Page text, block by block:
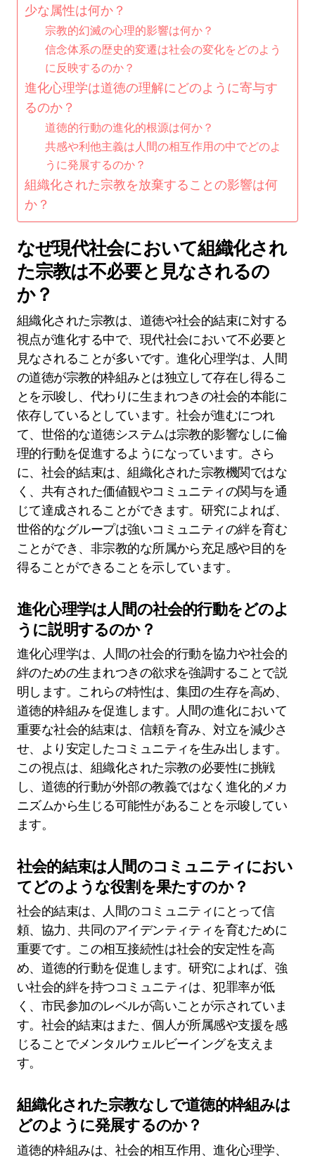
少な属性は何か？
宗教的幻滅の心理的影響は何か？
信念体系の歴史的変遷は社会の変化をどのよう
に反映するのか？
進化心理学は道徳の理解にどのように寄与す
るのか？
道徳的行動の進化的根源は何か？
共感や利他主義は人間の相互作用の中でどのよ
うに発展するのか？
組織化された宗教を放棄することの影響は何
か？
なぜ現代社会において組織化され
た宗教は不必要と見なされるの
か？
組織化された宗教は、道徳や社会的結束に対する
視点が進化する中で、現代社会において不必要と
見なされることが多いです。進化心理学は、人間
の道徳が宗教的枠組みとは独立して存在し得るこ
とを示唆し、代わりに生まれつきの社会的本能に
依存しているとしています。社会が進むにつれ
て、世俗的な道徳システムは宗教的影響なしに倫
理的行動を促進するようになっています。さら
に、社会的結束は、組織化された宗教機関ではな
く、共有された価値観やコミュニティの関与を通
じて達成されることができます。研究によれば、
世俗的なグループは強いコミュニティの絆を育む
ことができ、非宗教的な所属から充足感や目的を
得ることができることを示しています。
進化心理学は人間の社会的行動をどのよ
うに説明するのか？
進化心理学は、人間の社会的行動を協力や社会的
絆のための生まれつきの欲求を強調することで説
明します。これらの特性は、集団の生存を高め、
道徳的枠組みを促進します。人間の進化において
重要な社会的結束は、信頼を育み、対立を減少さ
せ、より安定したコミュニティを生み出します。
この視点は、組織化された宗教の必要性に挑戦
し、道徳的行動が外部の教義ではなく進化的メカ
ニズムから生じる可能性があることを示唆してい
ます。
社会的結束は人間のコミュニティにおい
てどのような役割を果たすのか？
社会的結束は、人間のコミュニティにとって信
頼、協力、共同のアイデンティティを育むために
重要です。この相互接続性は社会的安定性を高
め、道徳的行動を促進します。研究によれば、強
い社会的絆を持つコミュニティは、犯罪率が低
く、市民参加のレベルが高いことが示されていま
す。社会的結束はまた、個人が所属感や支援を感
じることでメンタルウェルビーイングを支えま
す。
組織化された宗教なしで道徳的枠組みは
どのように発展するのか？
道徳的枠組みは、社会的相互作用、進化心理学、